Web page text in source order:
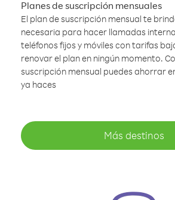
Planes de suscripción mensuales
El plan de suscripción mensual te
necesaria para hacer llamadas
teléfonos fijos y móviles con tarifas
renovar el plan en ningún momento.
suscripción mensual puedes ahorrar
ya haces
Más destinos